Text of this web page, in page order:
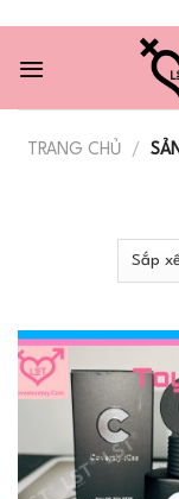
content
TRANG CHỦ /